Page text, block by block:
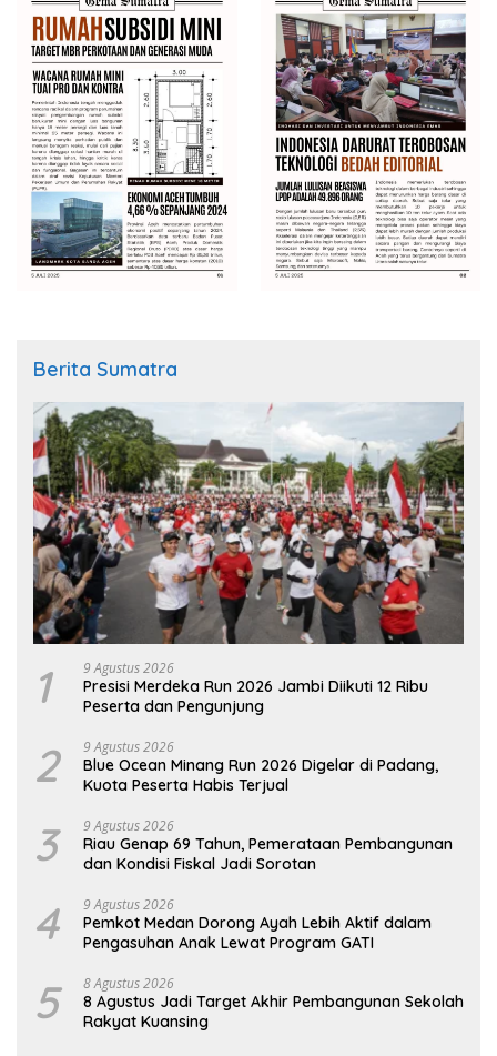
Berita Sumatra
1 9 Agustus 2026
Presisi Merdeka Run 2026 Jambi Diikuti 12 Ribu
Peserta dan Pengunjung
2 9 Agustus 2026
Blue Ocean Minang Run 2026 Digelar di Padang,
Kuota Peserta Habis Terjual
3 9 Agustus 2026
Riau Genap 69 Tahun, Pemerataan Pembangunan
dan Kondisi Fiskal Jadi Sorotan
4 9 Agustus 2026
Pemkot Medan Dorong Ayah Lebih Aktif dalam
Pengasuhan Anak Lewat Program GATI
5 8 Agustus 2026
8 Agustus Jadi Target Akhir Pembangunan Sekolah
Rakyat Kuansing